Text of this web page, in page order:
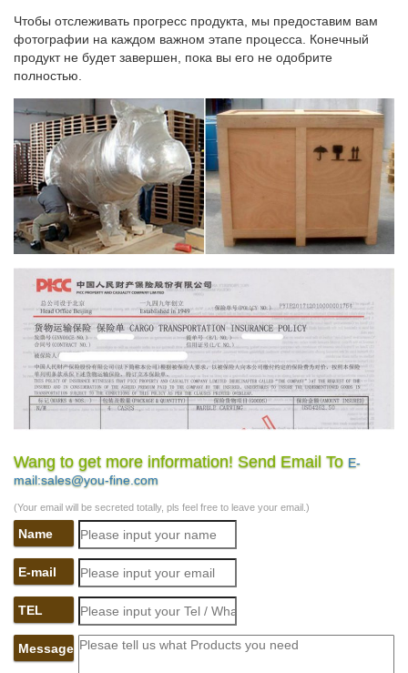
Чтобы отслеживать прогресс продукта, мы предоставим вам
фотографии на каждом важном этапе процесса. Конечный
продукт не будет завершен, пока вы его не одобрите
полностью.
Wang to get more information! Send Email To E-
mail:sales@you-fine.com
(Your email will be secreted totally, pls feel free to leave your email.)
Name
E-mail
TEL
Message